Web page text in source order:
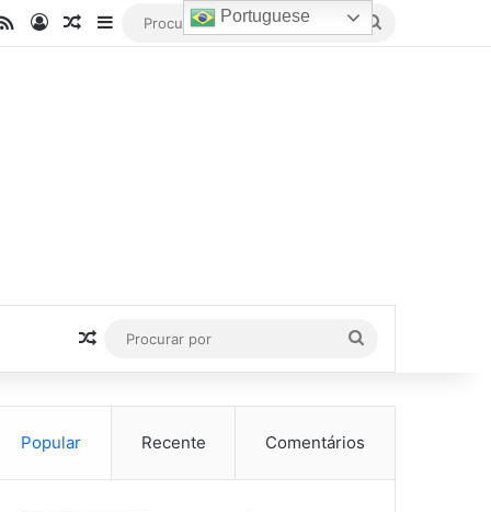
RSSEntrarArtigo aleatório
Barra Lateral
Artigo aleatório
por
Popular Recente Comentários
Portuguese